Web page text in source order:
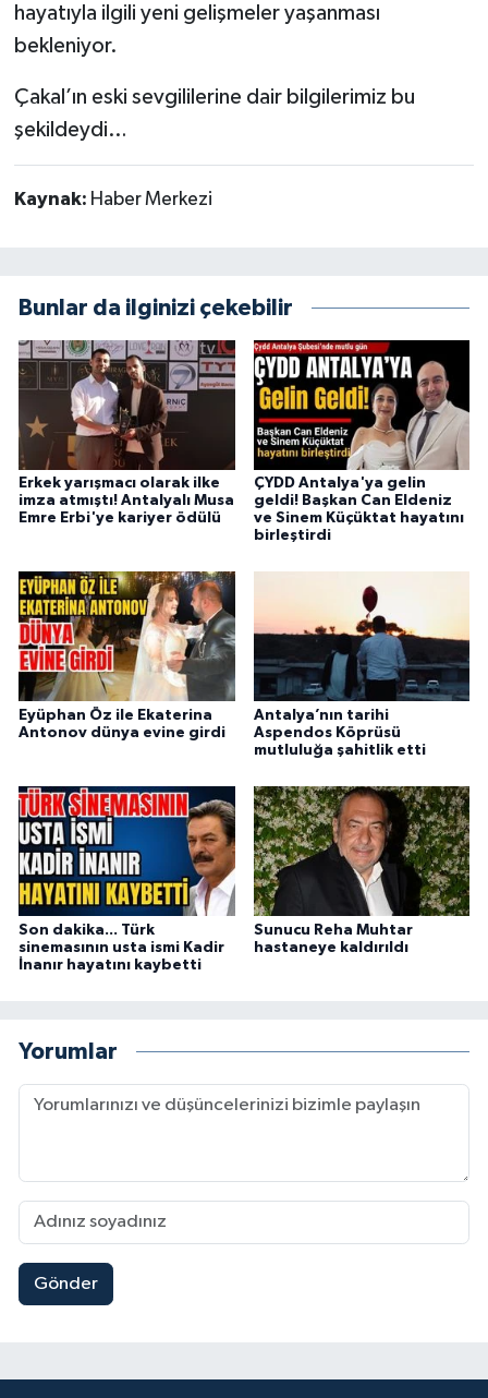
hayatıyla ilgili yeni gelişmeler yaşanması
bekleniyor.
Çakal’ın eski sevgililerine dair bilgilerimiz bu
şekildeydi…
Kaynak: Haber Merkezi
Bunlar da ilginizi çekebilir
Erkek yarışmacı olarak ilke
imza atmıştı! Antalyalı Musa
Emre Erbi'ye kariyer ödülü
ÇYDD Antalya'ya gelin
geldi! Başkan Can Eldeniz
ve Sinem Küçüktat hayatını
birleştirdi
Eyüphan Öz ile Ekaterina
Antonov dünya evine girdi
Antalya’nın tarihi
Aspendos Köprüsü
mutluluğa şahitlik etti
Son dakika... Türk
sinemasının usta ismi Kadir
İnanır hayatını kaybetti
Sunucu Reha Muhtar
hastaneye kaldırıldı
Yorumlar
Gönder